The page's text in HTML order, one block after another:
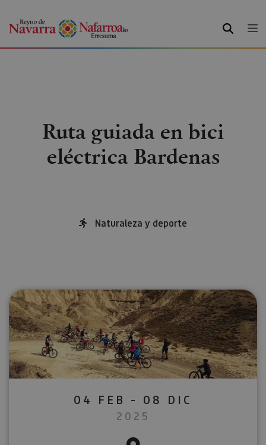
BUSCAR
Ruta guiada en bici
eléctrica Bardenas
Naturaleza y deporte
04 FEB - 08 DIC
2025